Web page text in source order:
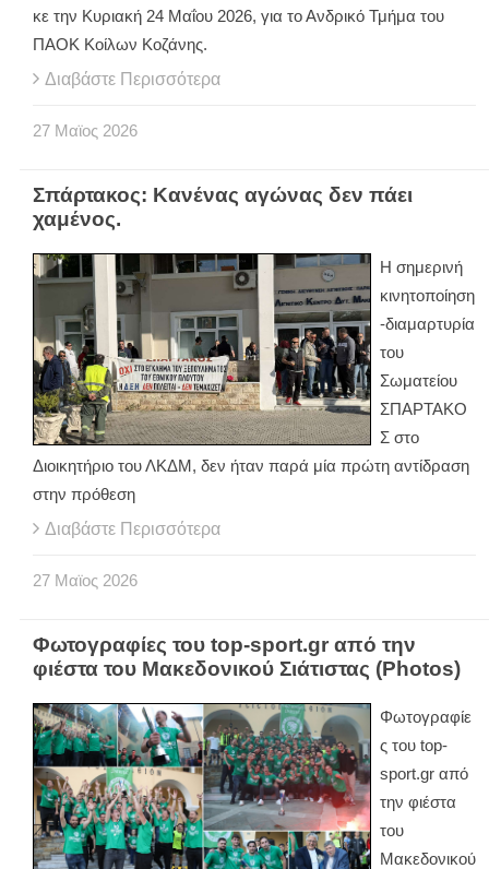
κε την Κυριακή 24 Μαΐου 2026, για το Ανδρικό Τμήμα του
ΠΑΟΚ Κοίλων Κοζάνης.
Διαβάστε Περισσότερα
27 Μαϊος 2026
Σπάρτακος: Κανένας αγώνας δεν πάει
χαμένος.
Η σημερινή
κινητοποίηση
-διαμαρτυρία
του
Σωματείου
ΣΠΑΡΤΑΚΟ
Σ στο
Διοικητήριο του ΛΚΔΜ, δεν ήταν παρά μία πρώτη αντίδραση
στην πρόθεση
Διαβάστε Περισσότερα
27 Μαϊος 2026
Φωτογραφίες του top-sport.gr από την
φιέστα του Μακεδονικού Σιάτιστας (Photos)
Φωτογραφίε
ς του top-
sport.gr από
την φιέστα
του
Μακεδονικού